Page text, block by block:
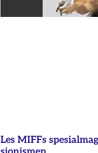
Les MIFFs